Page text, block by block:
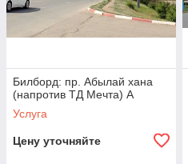
Билборд: пр. Абылай хана
(напротив ТД Мечта) А
Услуга
Цену уточняйте